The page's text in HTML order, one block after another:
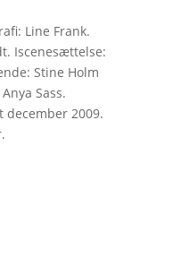
Line Frank.
Iscenesættelse:
Stine Holm
Sass.
december 2009.